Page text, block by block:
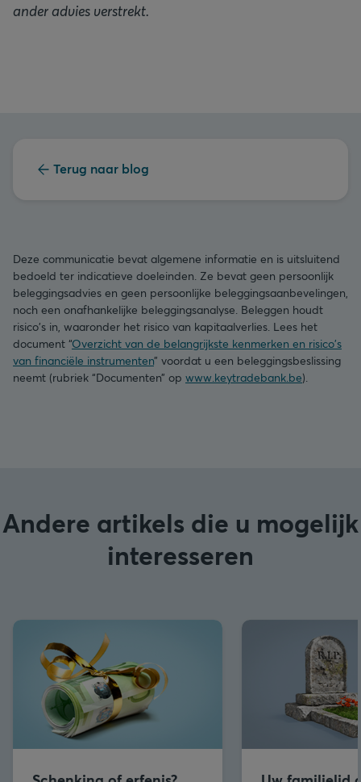
ander advies verstrekt.
Terug naar blog
Deze communicatie bevat algemene informatie en is uitsluitend
bedoeld ter indicatieve doeleinden. Ze bevat geen persoonlijk
beleggingsadvies en geen persoonlijke beleggingsaanbevelingen,
noch een onafhankelijke beleggingsanalyse. Beleggen houdt
risico's in, waaronder het risico van kapitaalverlies. Lees het
document “Overzicht van de belangrijkste kenmerken en risico's
van financiële instrumenten” voordat u een beleggingsbeslissing
neemt (rubriek “Documenten” op www.keytradebank.be).
Andere artikels die u mogelijk
interesseren